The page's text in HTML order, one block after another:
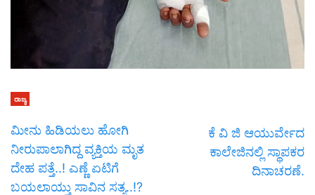
ರಾಜ್ಯ
ಮೀನು ಹಿಡಿಯಲು ಹೋಗಿ
ನೀರುಪಾಲಾಗಿದ್ದ ವ್ಯಕ್ತಿಯ ಮೃತ
ದೇಹ ಪತ್ತೆ..! ಎಣ್ಣೆ ಏಟಿಗೆ
ಬಯಲಾಯ್ತು ಸಾವಿನ ಸತ್ಯ..!?
ಕೆ ವಿ ಜಿ ಆಯುರ್ವೇದ
ಕಾಲೇಜಿನಲ್ಲಿ ಸ್ಥಾಪಕರ
ದಿನಾಚರಣೆ.